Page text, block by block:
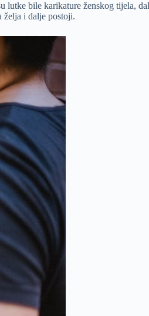
bile karikature ženskog tijela,
želja i dalje postoji.